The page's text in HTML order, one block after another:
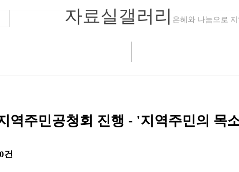
자료실갤러리은혜와 나눔으로
역주민공청회 진행 - '지역주민의 목
0건